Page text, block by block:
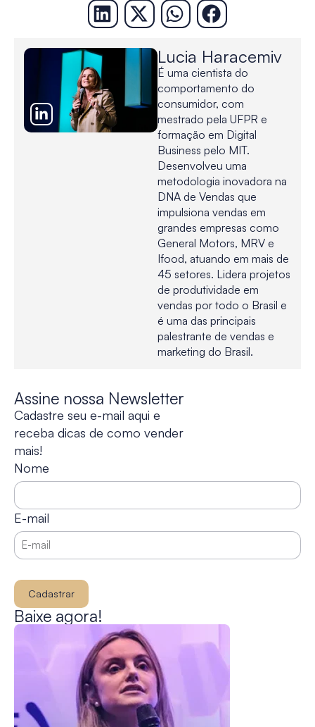
Lucia Haracemiv
É uma cientista do
comportamento do
consumidor, com
mestrado pela UFPR e
formação em Digital
Business pelo MIT.
Desenvolveu uma
metodologia inovadora na
DNA de Vendas que
impulsiona vendas em
grandes empresas como
General Motors, MRV e
Ifood, atuando em mais de
45 setores. Lidera projetos
de produtividade em
vendas por todo o Brasil e
é uma das principais
palestrante de vendas e
marketing do Brasil.
Assine nossa Newsletter
Cadastre seu e-mail aqui e
receba dicas de como vender
mais!
Nome
E-mail
Cadastrar
Baixe agora!